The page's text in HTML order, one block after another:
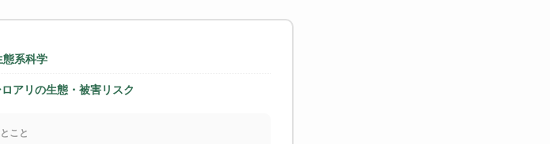
態系科学
アリの生態・被害リスク
こと